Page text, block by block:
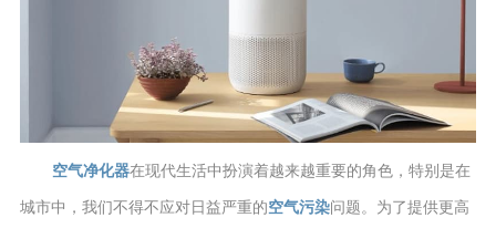
空气净化器在现代生活中扮演着越来越重要的角色，特别是在
城市中，我们不得不应对日益严重的空气污染问题。为了提供更高